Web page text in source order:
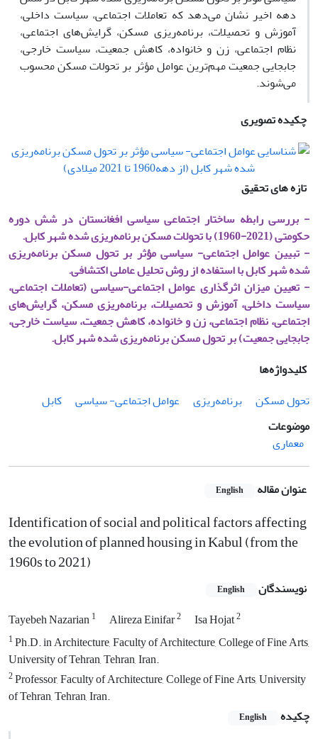
دهه اخیر نشان می‌دهد که تعاملات اجتماعی، سیاست داخلی،
آموزش و تحصیلات، برنامه‌ریزی مسکن، گرایش‌های اجتماعی،
نظام اجتماعی، زن و خانواده، کاهش جمعیت، سیاست خارجی،
جابجایی جمعیت مهم‌ترین عوامل مؤثر بر تحولات مسکن محسوب
می‌شوند.
چکیده تصویری
تازه های تحقیق
- بررسی رابطه ساختار اجتماعی سیاسی افغانستان در شش دوره
حکومتی (2021-1960) با تحولات مسکن برنامه‌ریزی شده شهر کابل.
- تبیین عوامل اجتماعی- سیاسی مؤثر بر تحول مسکن برنامه‌ریزی
شده شهر کابل با استفاده از روش تحلیل عاملی اکتشافی.
- تعیین میزان اثرگذاری عوامل اجتماعی-سیاسی (تعاملات اجتماعی،
سیاست داخلی، آموزش و تحصیلات، برنامه‌ریزی مسکن، گرایش‌های
اجتماعی، نظام اجتماعی، زن و خانواده، کاهش جمعیت، سیاست خارجی،
جابجایی جمعیت) بر تحول مسکن برنامه‌ریزی شده شهر کابل.
کلیدواژه‌ها
تحول مسکن
برنامه‌ریزی عوامل اجتماعی- سیاسی
کابل
موضوعات
معماری
عنوان مقاله English
Identification of social and political factors affecting
the evolution of planned housing in Kabul (from the
1960s to 2021)
نویسندگان English
Tayebeh Nazarian1 Alireza Einifar2 Isa Hojat2
1Ph.D. in Architecture, Faculty of Architecture, College of Fine Arts,
University of Tehran, Tehran, Iran.
2Professor, Faculty of Architecture, College of Fine Arts, University
of Tehran, Tehran, Iran.
چکیده
English